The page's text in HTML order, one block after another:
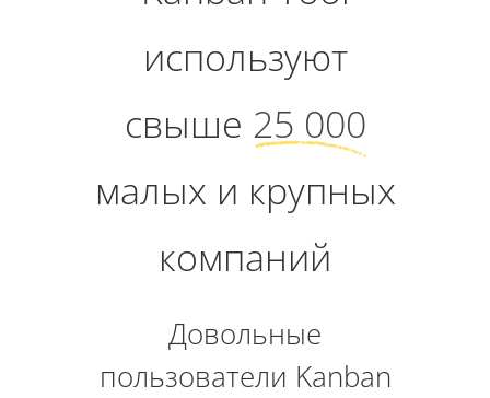
используют
свыше 25 000
малых и крупных
компаний
Довольные
пользователи Kanban